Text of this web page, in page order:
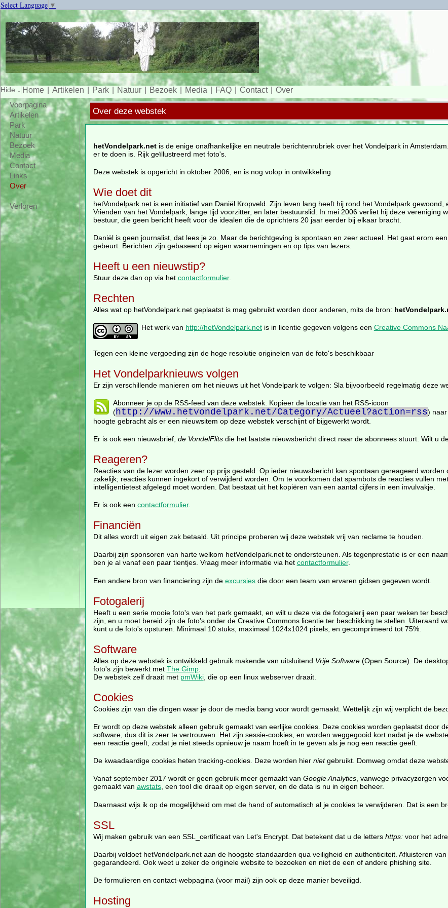
Select Language ▼
Home Artikelen Park Natuur Bezoek Media FAQ Contact Over
Voorpagina
Artikelen
Park
Natuur
Bezoek
Media
Contact
Links
Over
Verloren
Over deze webstek
hetVondelpark.netis de enige onafhankelijke en neutrale berichtenrubriek over het Vondelpark in
er te doen is. Rijk geïllustreerd met foto's.
Deze webstek is opgericht in oktober 2006, en is nog volop in ontwikkeling
Wie doet dit
hetVondelpark.net is een initiatief van Daniël Kropveld. Zijn leven lang heeft hij rond het Vondelpark
Vrienden van het Vondelpark, lange tijd voorzitter, en later bestuurslid. In mei 2006 verliet hij deze vereniging
bestuur, die geen bericht heeft voor de idealen die de oprichters 20 jaar eerder bij elkaar bracht.
Daniël is geen journalist, dat lees je zo. Maar de berichtgeving is spontaan en zeer actueel. Het gaat erom
gebeurt. Berichten zijn gebaseerd op eigen waarnemingen en op tips van lezers.
Heeft u een nieuwstip?
Stuur deze dan op via het contactformulier.
Rechten
Alles wat op hetVondelpark.net geplaatst is mag gebruikt worden door anderen, mits de bron:
Het werk van http://hetVondelpark.netis in licentie gegeven volgens een Creative Commons
Tegen een kleine vergoeding zijn de hoge resolutie originelen van de foto's beschikbaar
Het Vondelparknieuws volgen
Er zijn verschillende manieren om het nieuws uit het Vondelpark te volgen: Sla bijvoorbeeld regelmatig deze
Abonneer je op de RSS-feed van deze webstek. Kopieer de locatie van het RSS-icoon
(http://www.hetvondelpark.net/Category/Actueel?action=rss)
hoogte gebracht als er een nieuwsitem op deze webstek verschijnt of bijgewerkt wordt.
Er is ook een nieuwsbrief, de VondelFlitsdie het laatste nieuwsbericht direct naar de abonnees stuurt. Wilt u
Reageren?
Reacties van de lezer worden zeer op prijs gesteld. Op ieder nieuwsbericht kan spontaan gereageerd
zakelijk; reacties kunnen ingekort of verwijderd worden. Om te voorkomen dat spambots de reacties vullen
intelligentietest afgelegd moet worden. Dat bestaat uit het kopiëren van een aantal cijfers in een invulvakje.
Er is ook een contactformulier.
Financiën
Dit alles wordt uit eigen zak betaald. Uit principe proberen wij deze webstek vrij van reclame te houden.
Daarbij zijn sponsoren van harte welkom hetVondelpark.net te ondersteunen. Als tegenprestatie is er een
ben je al vanaf een paar tientjes. Vraag meer informatie via het contactformulier.
Een andere bron van financiering zijn de excursiesdie door een team van ervaren gidsen gegeven wordt.
Fotogalerij
Heeft u een serie mooie foto's van het park gemaakt, en wilt u deze via de fotogalerij een paar weken ter
zijn, en u moet bereid zijn de foto's onder de Creative Commons licentie ter beschikking te stellen. Uiteraard
kunt u de foto's opsturen. Minimaal 10 stuks, maximaal 1024x1024 pixels, en gecomprimeerd tot 75%.
Software
Alles op deze webstek is ontwikkeld gebruik makende van uitsluitend Vrije Software(Open Source). De
foto's zijn bewerkt met The Gimp.
De webstek zelf draait met pmWiki, die op een linux webserver draait.
Cookies
Cookies zijn van die dingen waar je door de media bang voor wordt gemaakt. Wettelijk zijn wij verplicht de
Er wordt op deze webstek alleen gebruik gemaakt van eerlijke cookies. Deze cookies worden geplaatst door
software, dus dit is zeer te vertrouwen. Het zijn sessie-cookies, en worden weggegooid kort nadat je de
een reactie geeft, zodat je niet steeds opnieuw je naam hoeft in te geven als je nog een reactie geeft.
De kwaadaardige cookies heten tracking-cookies. Deze worden hier nietgebruikt. Domweg omdat deze
Vanaf september 2017 wordt er geen gebruik meer gemaakt van Google Analytics, vanwege privacyzorgen
gemaakt van awstats, een tool die draait op eigen server, en de data is nu in eigen beheer.
Daarnaast wijs ik op de mogelijkheid om met de hand of automatisch al je cookies te verwijderen. Dat is een
SSL
Wij maken gebruik van een SSL_certificaat van Let's Encrypt. Dat betekent dat u de letters https:voor het
Daarbij voldoet hetVondelpark.net aan de hoogste standaarden qua veiligheid en authenticiteit. Afluisteren
gegarandeerd. Ook weet u zeker de originele website te bezoeken en niet de een of andere phishing site.
De formulieren en contact-webpagina (voor mail) zijn ook op deze manier beveiligd.
Hosting